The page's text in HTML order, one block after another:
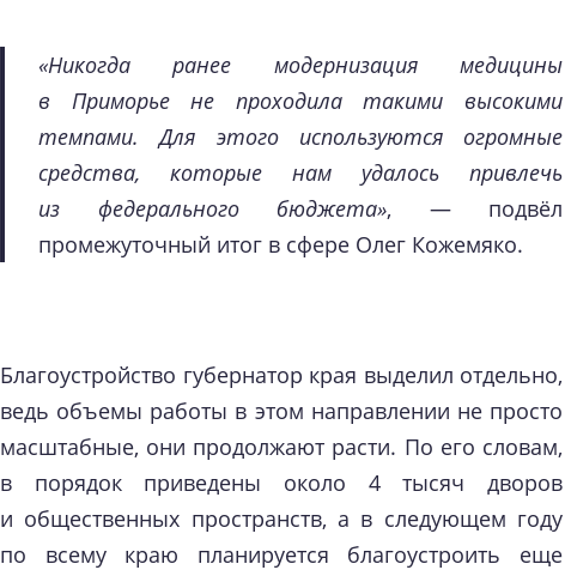
«Никогда ранее модернизация медицины
в Приморье не проходила такими высокими
темпами. Для этого используются огромные
средства, которые нам удалось привлечь
из федерального бюджета», — подвёл
промежуточный итог в сфере Олег Кожемяко.
Благоустройство губернатор края выделил отдельно,
ведь объемы работы в этом направлении не просто
масштабные, они продолжают расти. По его словам,
в порядок приведены около 4 тысяч дворов
и общественных пространств, а в следующем году
по всему краю планируется благоустроить еще